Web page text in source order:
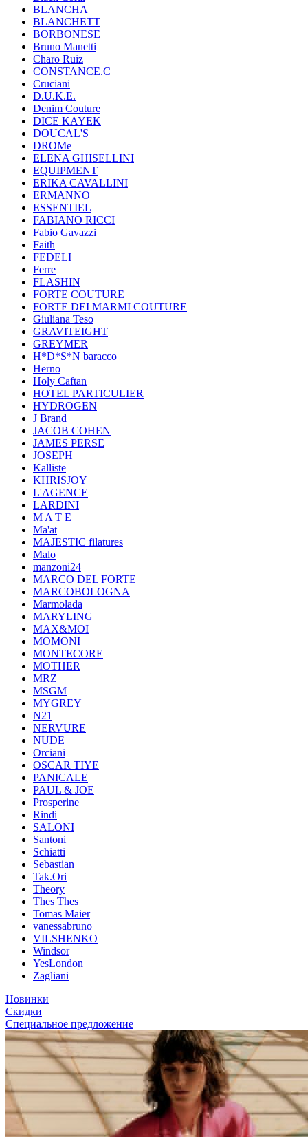
BLANCHA
BLANCHETT
BORBONESE
Bruno Manetti
Charo Ruiz
CONSTANCE.C
Cruciani
D.U.K.E.
Denim Couture
DICE KAYEK
DOUCAL'S
DROMe
ELENA GHISELLINI
EQUIPMENT
ERIKA CAVALLINI
ERMANNO
ESSENTIEL
FABIANO RICCI
Fabio Gavazzi
Faith
FEDELI
Ferre
FLASHIN
FORTE COUTURE
FORTE DEI MARMI COUTURE
Giuliana Teso
GRAVITEIGHT
GREYMER
H*D*S*N baracco
Herno
Holy Caftan
HOTEL PARTICULIER
HYDROGEN
J Brand
JACOB COHEN
JAMES PERSE
JOSEPH
Kalliste
KHRISJOY
L'AGENCE
LARDINI
M A T E
Ma'at
MAJESTIC filatures
Malo
manzoni24
MARCO DEL FORTE
MARCOBOLOGNA
Marmolada
MARYLING
MAX&MOI
MOMONI
MONTECORE
MOTHER
MRZ
MSGM
MYGREY
N21
NERVURE
NUDE
Orciani
OSCAR TIYE
PANICALE
PAUL & JOE
Prosperine
Rindi
SALONI
Santoni
Schiatti
Sebastian
Tak.Ori
Theory
Thes Thes
Tomas Maier
vanessabruno
VILSHENKO
Windsor
YesLondon
Zagliani
Новинки
Скидки
Специальное предложение